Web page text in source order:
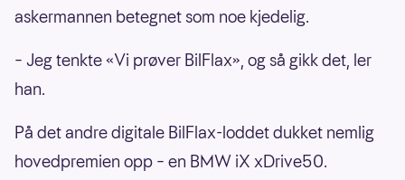
askermannen betegnet som noe kjedelig.
– Jeg tenkte «Vi prøver BilFlax», og så gikk det, ler
han.
På det andre digitale BilFlax-loddet dukket nemlig
hovedpremien opp – en BMW iX xDrive50.